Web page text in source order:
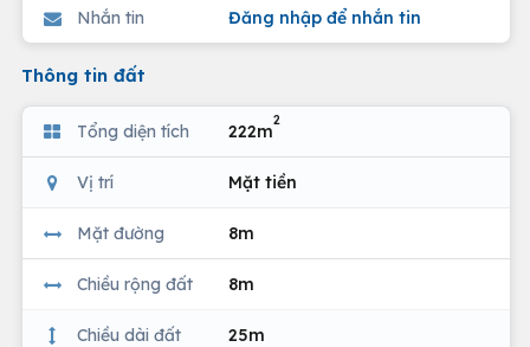
Nhắn tin Đăng nhập để nhắn tin
Thông tin đất
Tổng diện tích 222m
2
Vị trí Mặt tiền
Mặt đường 8m
Chiều rộng đất 8m
Chiều dài đất 25m